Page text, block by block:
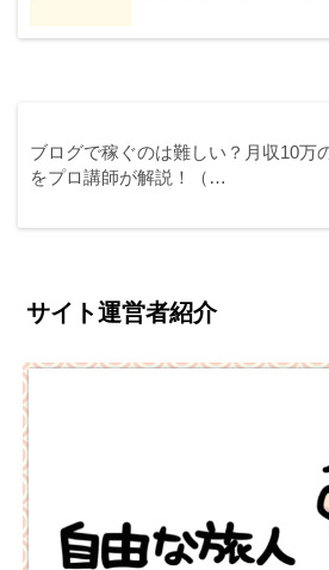
ブログで稼ぐのは難しい？月収10万
をプロ講師が解説！（…
サイト運営者紹介